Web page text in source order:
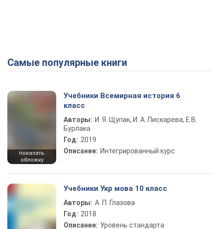
Самые популярные книги
показать
обложку
Учебники Всемирная история 6
класс
Авторы: И. Я. Щупак, И. А. Пискарева, Е.В.
Бурлака
Год: 2019
Описание: Интегрированный курс
Учебники Укр мова 10 класс
Авторы: А. П. Глазова
Год: 2018
Описание: Уровень стандарта